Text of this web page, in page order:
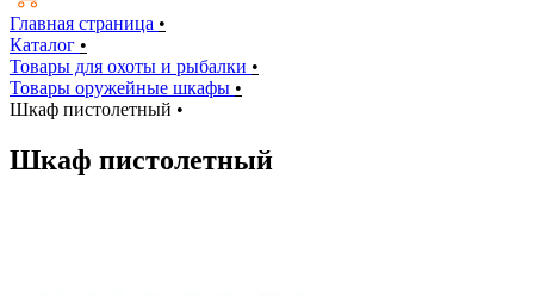
Главная страница •
Каталог •
Товары для охоты и рыбалки •
Товары оружейные шкафы •
Шкаф пистолетный •
Шкаф пистолетный